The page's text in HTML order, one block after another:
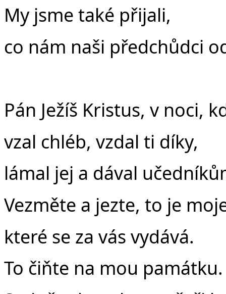
My jsme také přijali,
co nám naši předchůdci
Pán Ježíš Kristus, v noci,
vzal chléb, vzdal ti díky,
lámal jej a dával
Vezměte a jezte, to je
které se za vás vydává.
To čiňte na mou památku.